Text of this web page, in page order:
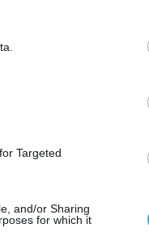
Targeted
and/or Sharing
for which it
τον